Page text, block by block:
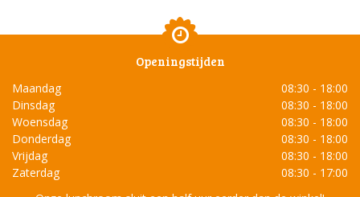
Openingstijden
Maandag
08:30 - 18:00
Dinsdag
08:30 - 18:00
Woensdag
08:30 - 18:00
Donderdag
08:30 - 18:00
Vrijdag
08:30 - 18:00
Zaterdag
08:30 - 17:00